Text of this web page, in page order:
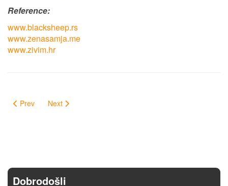
Reference:
www.blacksheep.rs
www.zenasamja.me
www.zivim.hr
Prev Next
Dobrodošli